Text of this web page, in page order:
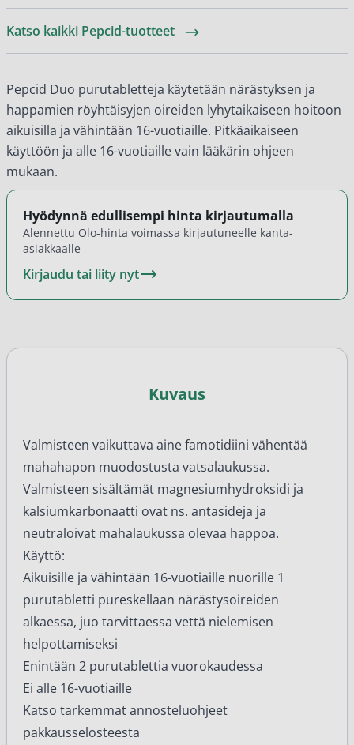
Katso kaikki Pepcid-tuotteet
Pepcid Duo purutabletteja käytetään närästyksen ja
happamien röyhtäisyjen oireiden lyhytaikaiseen hoitoon
aikuisilla ja vähintään 16-vuotiaille. Pitkäaikaiseen
käyttöön ja alle 16-vuotiaille vain lääkärin ohjeen
mukaan.
Hyödynnä edullisempi hinta kirjautumalla
Alennettu Olo-hinta voimassa kirjautuneelle kanta-
asiakkaalle
Kirjaudu tai liity nyt
Kuvaus
Valmisteen vaikuttava aine famotidiini vähentää
mahahapon muodostusta vatsalaukussa.
Valmisteen sisältämät magnesiumhydroksidi ja
kalsiumkarbonaatti ovat ns. antasideja ja
neutraloivat mahalaukussa olevaa happoa.
Käyttö:
Aikuisille ja vähintään 16-vuotiaille nuorille 1
purutabletti pureskellaan närästysoireiden
alkaessa, juo tarvittaessa vettä nielemisen
helpottamiseksi
Enintään 2 purutablettia vuorokaudessa
Ei alle 16-vuotiaille
Katso tarkemmat annosteluohjeet
pakkausselosteesta